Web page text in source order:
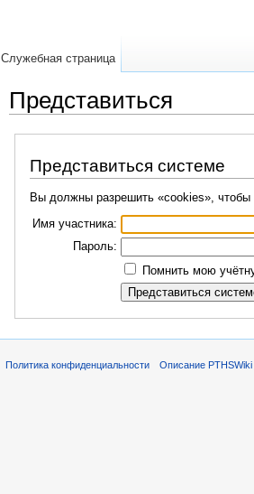
Представиться
Представиться системе
Вы должны разрешить «cookies», чтобы
Имя участника:
Пароль:
Помнить мою
Служебная страница
Политика конфиденциальности Описание PTHSWiki